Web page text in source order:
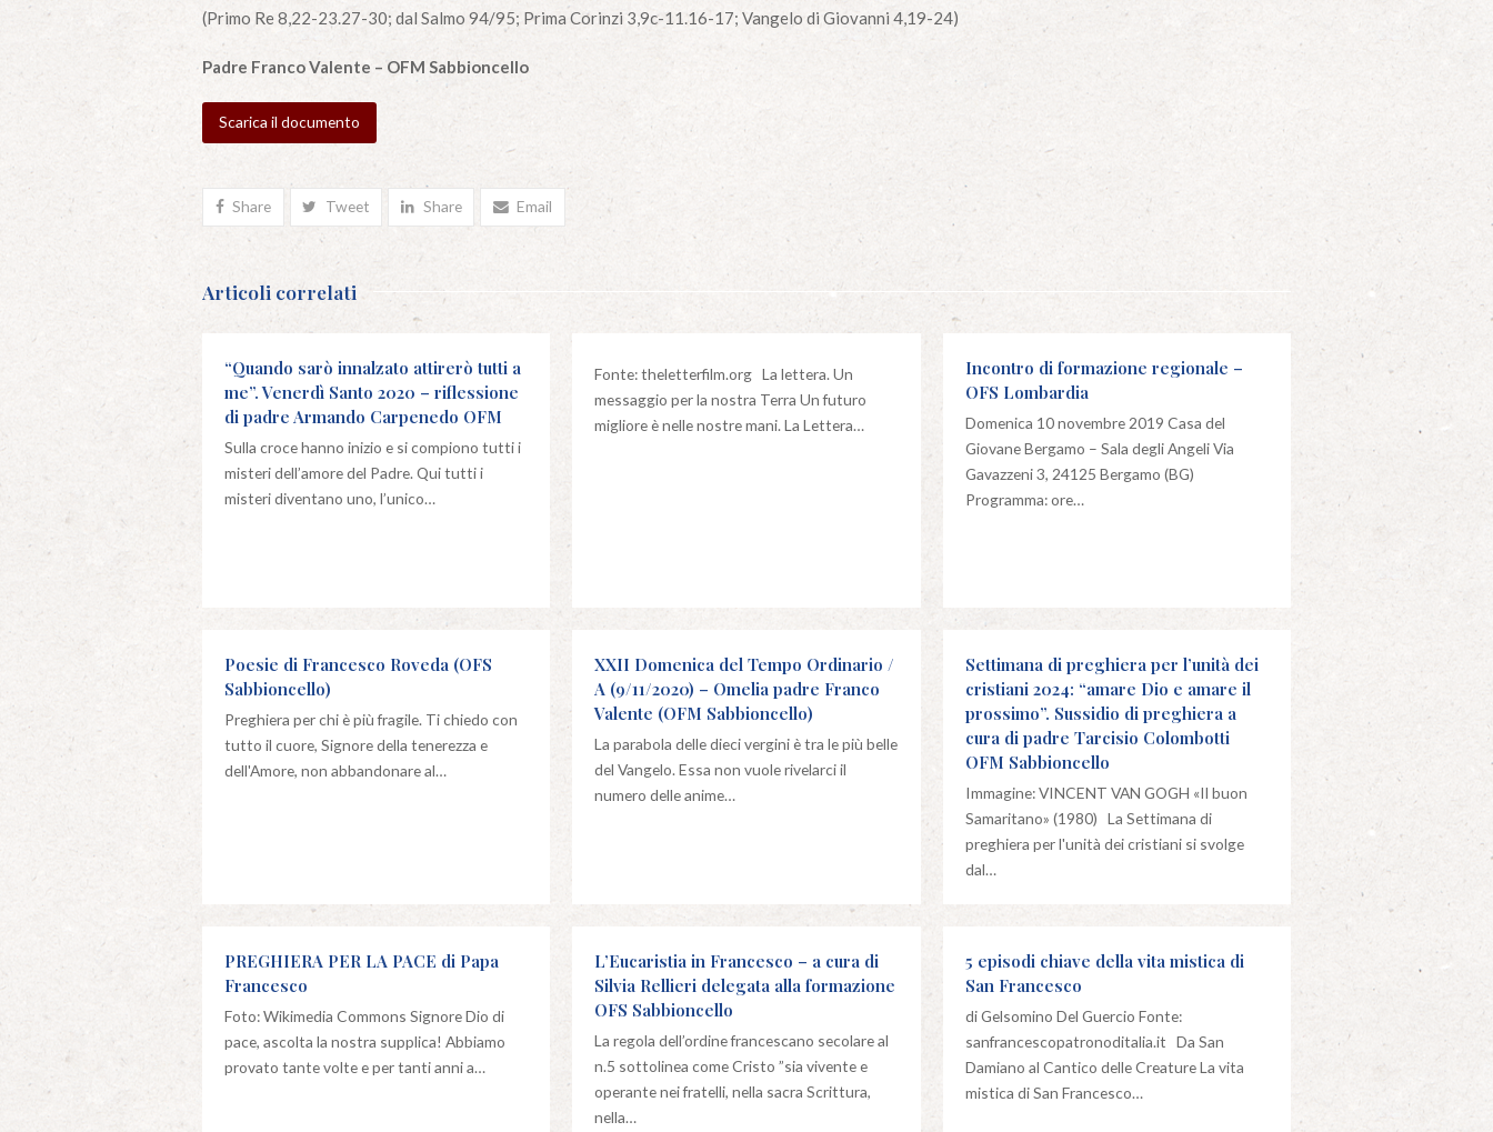
(Primo Re 8,22-23.27-30; dal Salmo 94/95; Prima Corinzi 3,9c-11.16-17; Vangelo di Giovanni 4,19-24)
Padre Franco Valente – OFM Sabbioncello
Scarica il documento
Share Tweet Share Email
Articoli correlati
“Quando sarò innalzato attirerò tutti a
me”. Venerdì Santo 2020 – riflessione
di padre Armando Carpenedo OFM
Sulla croce hanno inizio e si compiono tutti i
misteri dell’amore del Padre. Qui tutti i
misteri diventano uno, l’unico…
Fonte: theletterfilm.org La lettera. Un
messaggio per la nostra Terra Un futuro
migliore è nelle nostre mani. La Lettera…
Incontro di formazione regionale –
OFS Lombardia
Domenica 10 novembre 2019 Casa del
Giovane Bergamo – Sala degli Angeli Via
Gavazzeni 3, 24125 Bergamo (BG)
Programma: ore…
Poesie di Francesco Roveda (OFS
Sabbioncello)
Preghiera per chi è più fragile. Ti chiedo con
tutto il cuore, Signore della tenerezza e
dell'Amore, non abbandonare al…
XXII Domenica del Tempo Ordinario /
A (9/11/2020) – Omelia padre Franco
Valente (OFM Sabbioncello)
La parabola delle dieci vergini è tra le più belle
del Vangelo. Essa non vuole rivelarci il
numero delle anime…
Settimana di preghiera per l’unità dei
cristiani 2024: “amare Dio e amare il
prossimo”. Sussidio di preghiera a
cura di padre Tarcisio Colombotti
OFM Sabbioncello
Immagine: VINCENT VAN GOGH «Il buon
Samaritano» (1980) La Settimana di
preghiera per l'unità dei cristiani si svolge
dal…
PREGHIERA PER LA PACE di Papa
Francesco
Foto: Wikimedia Commons Signore Dio di
pace, ascolta la nostra supplica! Abbiamo
provato tante volte e per tanti anni a…
L’Eucaristia in Francesco – a cura di
Silvia Rellieri delegata alla formazione
OFS Sabbioncello
La regola dell’ordine francescano secolare al
n.5 sottolinea come Cristo ”sia vivente e
operante nei fratelli, nella sacra Scrittura,
nella…
5 episodi chiave della vita mistica di
San Francesco
di Gelsomino Del Guercio Fonte:
sanfrancescopatronoditalia.it Da San
Damiano al Cantico delle Creature La vita
mistica di San Francesco…